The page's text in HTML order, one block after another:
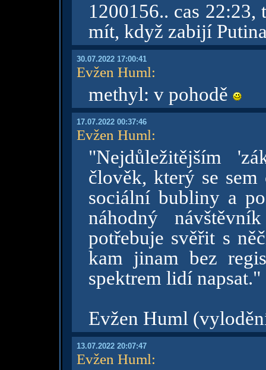
1200156.. cas
mít, když zabijí
30.07.2022 17:00:41
Evžen Huml:
methyl: v pohodě
17.07.2022 00:37:46
Evžen Huml:
"Nejdůležitějším
člověk, který se
sociální bubliny a
náhodný
potřebuje svěřit s
kam jinam bez
spektrem lidí napsat."
Evžen Huml
13.07.2022 20:07:47
Evžen Huml: